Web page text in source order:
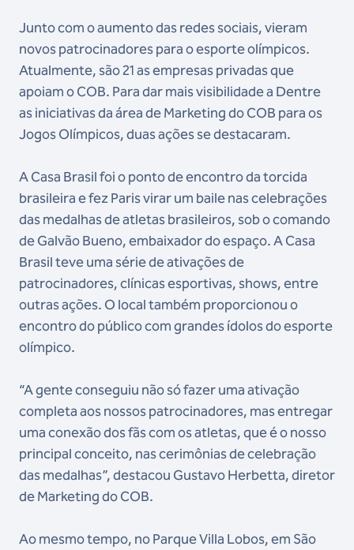
Junto com o aumento das redes sociais, vieram
novos patrocinadores para o esporte olímpicos.
Atualmente, são 21 as empresas privadas que
apoiam o COB. Para dar mais visibilidade a Dentre
as iniciativas da área de Marketing do COB para os
Jogos Olímpicos, duas ações se destacaram.
A Casa Brasil foi o ponto de encontro da torcida
brasileira e fez Paris virar um baile nas celebrações
das medalhas de atletas brasileiros, sob o comando
de Galvão Bueno, embaixador do espaço. A Casa
Brasil teve uma série de ativações de
patrocinadores, clínicas esportivas, shows, entre
outras ações. O local também proporcionou o
encontro do público com grandes ídolos do esporte
olímpico.
“A gente conseguiu não só fazer uma ativação
completa aos nossos patrocinadores, mas entregar
uma conexão dos fãs com os atletas, que é o nosso
principal conceito, nas cerimônias de celebração
das medalhas”, destacou Gustavo Herbetta, diretor
de Marketing do COB.
Ao mesmo tempo, no Parque Villa Lobos, em São